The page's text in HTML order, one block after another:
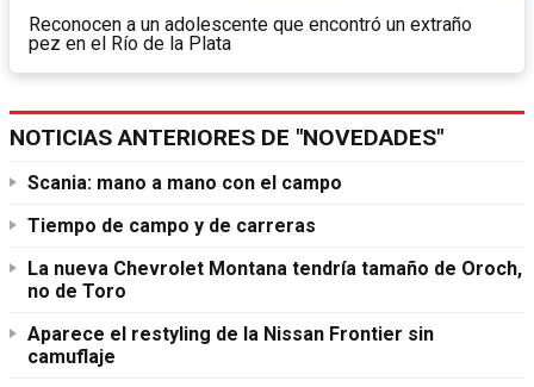
Reconocen a un adolescente que encontró un extraño
pez en el Río de la Plata
NOTICIAS ANTERIORES DE "NOVEDADES"
Scania: mano a mano con el campo
Tiempo de campo y de carreras
La nueva Chevrolet Montana tendría tamaño de Oroch,
no de Toro
Aparece el restyling de la Nissan Frontier sin
camuflaje